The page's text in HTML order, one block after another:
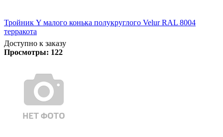
Тройник Y малого конька полукруглого Velur RAL 8004
терракота
Доступно к заказу
Просмотры: 122